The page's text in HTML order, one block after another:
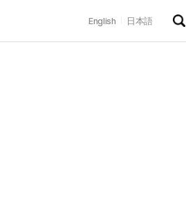
English 日本語
검